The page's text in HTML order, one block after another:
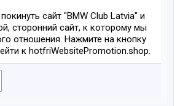
сайт "BMW Club Latvia" и
сторонний сайт, к которому мы
отношения. Нажмите на кнопку
к hotfriWebsitePromotion.shop.